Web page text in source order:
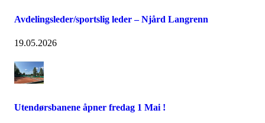
Avdelingsleder/sportslig leder – Njård Langrenn
19.05.2026
Utendørsbanene åpner fredag 1 Mai !